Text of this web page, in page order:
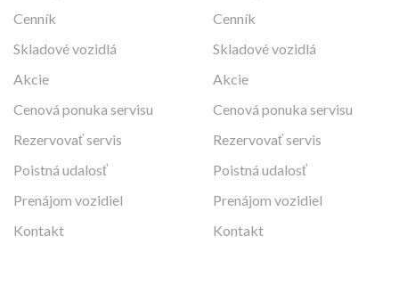
Cenník
Skladové vozidlá
Akcie
Cenová ponuka servisu
Rezervovať servis
Poistná udalosť
Prenájom vozidiel
Kontakt
Cenník
Skladové vozidlá
Akcie
Cenová ponuka servisu
Rezervovať servis
Poistná udalosť
Prenájom vozidiel
Kontakt